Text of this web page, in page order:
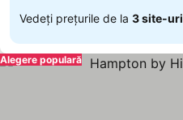
Vedeți prețurile de la 3 site-uri
Alegere populară